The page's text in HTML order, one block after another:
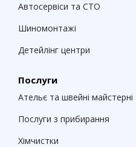
Автосервіси та СТО
Шиномонтажі
Детейлінг центри
Послуги
Ательє та швейні майстерні
Послуги з прибирання
Хімчистки